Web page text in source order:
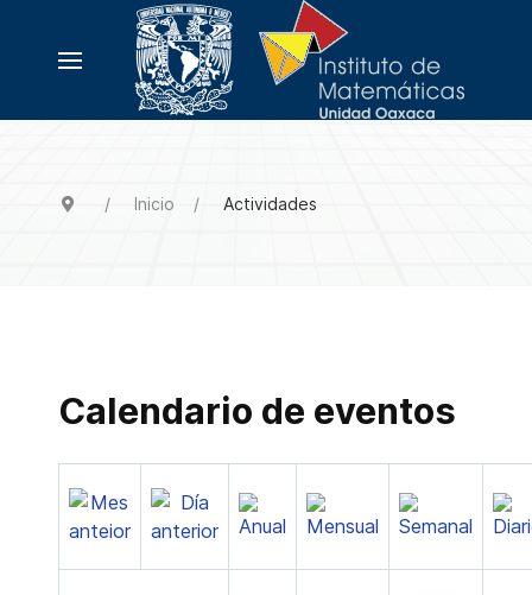
Inicio Actividades
Calendario de eventos